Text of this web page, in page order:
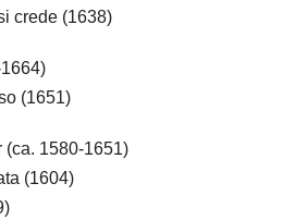
crede (1638)
(1651)
(ca. 1580-1651)
(1604)